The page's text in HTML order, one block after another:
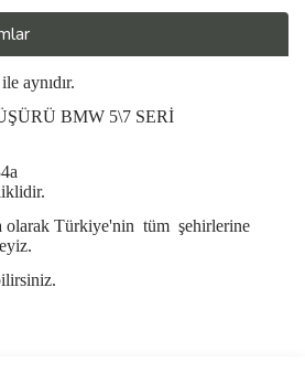
aynıdır.
BMW 5\7 SERİ
olarak Türkiye'nin tüm şehirlerine